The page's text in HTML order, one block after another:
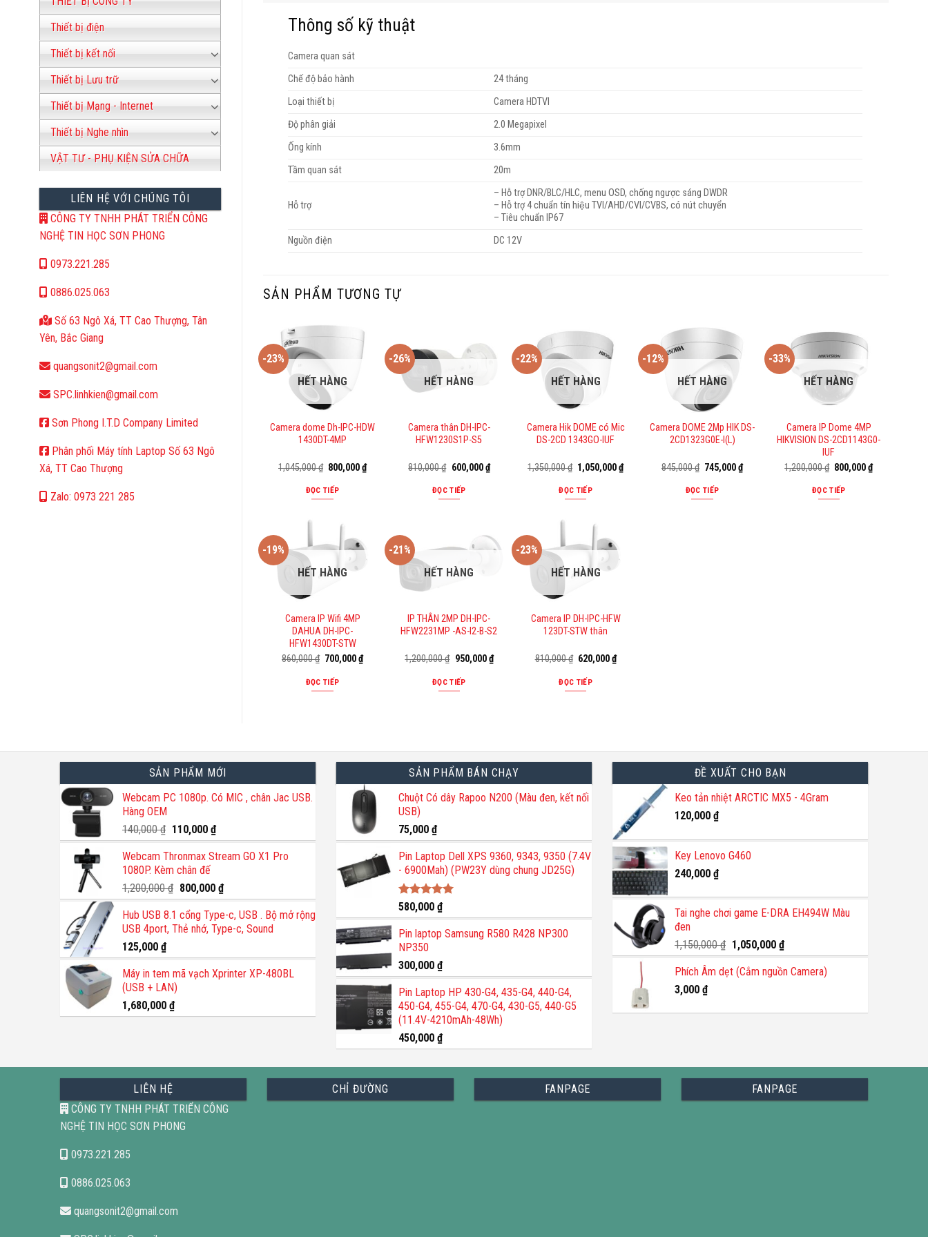
Thiết bị điện
Thiết bị kết nối
Thiết bị Lưu trữ
Thiết bị Mạng - Internet
Thiết bị Nghe nhìn
VẬT TƯ - PHỤ KIỆN SỬA CHỮA
LIÊN HỆ VỚI CHÚNG TÔI
CÔNG TY TNHH PHÁT TRIỂN CÔNG
NGHỆ TIN HỌC SƠN PHONG
0973.221.285
0886.025.063
Số 63 Ngô Xá, TT Cao Thượng, Tân
Yên, Bắc Giang
quangsonit2@gmail.com
SPC.linhkien@gmail.com
Sơn Phong I.T.D Company Limited
Phân phối Máy tính Laptop Số 63 Ngô
Xá, TT Cao Thượng
Zalo: 0973 221 285
Thông số kỹ thuật
Camera quan sát
Chế độ bảo hành
24 tháng
Loại thiết bị
Camera HDTVI
Độ phân giải
2.0 Megapixel
Ống kính
3.6mm
Tầm quan sát
20m
Hỗ trợ
– Hỗ trợ DNR/BLC/HLC, menu OSD, chống ngược sáng DWDR
– Hỗ trợ 4 chuẩn tín hiệu TVI/AHD/CVI/CVBS, có nút chuyển
– Tiêu chuẩn IP67
Nguồn điện
DC 12V
SẢN PHẨM TƯƠNG TỰ
-23%
HẾT HÀNG
Camera dome Dh-IPC-HDW
1430DT-4MP
1,045,000₫ Giá
là:
1,045,000 ₫.
800,000₫Giá
hiện
ĐỌC TIẾP
-26%
HẾT HÀNG
Camera thân DH-IPC-
HFW1230S1P-S5
810,000₫ Giá
là:
810,000 ₫.
600,000₫Giá
hiện
ĐỌC TIẾP
-22%
HẾT HÀNG
Camera Hik DOME có Mic
DS-2CD 1343GO-IUF
1,350,000₫ Giá
gốc
là:
1,350,000 ₫.
1,050,000₫Giá
hiện
ĐỌC TIẾP
-12%
HẾT HÀNG
Camera DOME 2Mp HIK DS-
2CD1323G0E-I(L)
845,000₫ Giá
là:
845,000 ₫.
745,000₫Giá
hiện
ĐỌC TIẾP
-33%
HẾT HÀNG
Camera IP Dome 4MP
HIKVISION DS-2CD1143G0-
IUF
1,200,000₫ Giá
là:
1,200,000 ₫.
800,000₫Giá
hiện
ĐỌC TIẾP
-19%
HẾT HÀNG
Camera IP Wifi 4MP
DAHUA DH-IPC-
HFW1430DT-STW
860,000₫ Giá
là:
860,000 ₫.
700,000₫Giá
hiện
ĐỌC TIẾP
-21%
HẾT HÀNG
IP THÂN 2MP DH-IPC-
HFW2231MP -AS-I2-B-S2
1,200,000₫ Giá
là:
1,200,000 ₫.
950,000₫Giá
hiện
ĐỌC TIẾP
-23%
HẾT HÀNG
Camera IP DH-IPC-HFW
123DT-STW thân
810,000₫ Giá
là:
810,000 ₫.
620,000₫Giá
hiện
ĐỌC TIẾP
SẢN PHẨM MỚI
Webcam PC 1080p. Có MIC , chân Jac USB.
Hàng OEM
140,000₫ Giá
gốc
là:
140,000 ₫.
110,000 ₫Giá
hiện
tại
110,000 ₫.
Webcam Thronmax Stream GO X1 Pro
1080P. Kèm chân đế
1,200,000₫ Giá
gốc
là:
1,200,000 ₫.
800,000 ₫Giá
hiện
tại
là:
Hub USB 8.1 cổng Type-c, USB . Bộ mở rộng
USB 4port, Thẻ nhớ, Type-c, Sound
125,000 ₫
Máy in tem mã vạch Xprinter XP-480BL
(USB + LAN)
1,680,000 ₫
SẢN PHẨM BÁN CHẠY
Chuột Có dây Rapoo N200 (Màu đen, kết nối
USB)
75,000 ₫
Pin Laptop Dell XPS 9360, 9343, 9350 (7.4V
- 6900Mah) (PW23Y dùng chung JD25G)
Được xếp
hạng5.00
5 sao
580,000 ₫
Pin laptop Samsung R580 R428 NP300
NP350
300,000 ₫
Pin Laptop HP 430-G4, 435-G4, 440-G4,
450-G4, 455-G4, 470-G4, 430-G5, 440-G5
(11.4V-4210mAh-48Wh)
450,000 ₫
ĐỀ XUẤT CHO BẠN
Keo tản nhiệt ARCTIC MX5 - 4Gram
120,000 ₫
Key Lenovo G460
240,000 ₫
Tai nghe chơi game E-DRA EH494W Màu
đen
1,150,000₫ Giá
gốc
là:
1,050,000 ₫Giá
hiện
tại
Phích Âm dẹt (Cắm nguồn Camera)
3,000 ₫
LIÊN HỆ
CÔNG TY TNHH PHÁT TRIỂN CÔNG
NGHỆ TIN HỌC SƠN PHONG
0973.221.285
0886.025.063
quangsonit2@gmail.com
CHỈ ĐƯỜNG FANPAGE FANPAGE